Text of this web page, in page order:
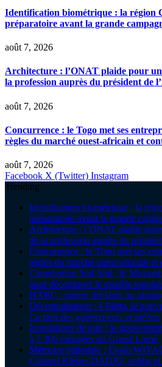
Identification biométrique : la région
préparatoire avant la grande
août 7, 2026
Architecture : l’ONAT plaide pour
la profession auprès du président de
août 7, 2026
Concurrence : le Togo met ses
règles du marché ouest-africain et
août 7, 2026
Facebook X (Twitter) Instagram
Trending
Identification biométrique : la
préparatoire avant la grande
Architecture : l’ONAT plaide
de la profession auprès du
Concurrence : le Togo met ses
règles du marché ouest-africain et
Coopération Sud-Sud : le
pour décortiquer le modèle
HARC : guerre déclarée au
Décentralisation : à Blitta, le
l’action des gouverneurs et préfets
Inondations de juin : le
à 7.306 ménages du Grand Lomé
Mémoire nationale : Evalo
Colonel Kléber DADJO, soldat et